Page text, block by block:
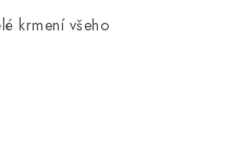
krmení všeho